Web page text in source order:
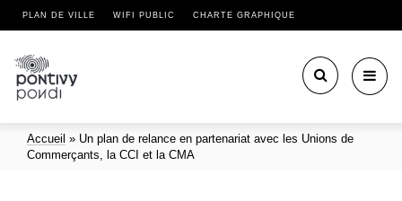
PLAN DE VILLE WIFI PUBLIC CHARTE GRAPHIQUE
Accueil » Un plan de relance en partenariat avec les Unions de
Commerçants, la CCI et la CMA